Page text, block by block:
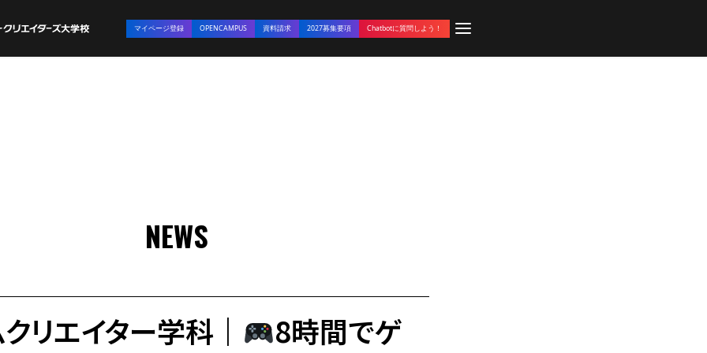
マイページ登録 OPENCAMPUS 資料請求 2027募集要項 Chatbotに質問しよう！
NEWS
リエイター学科｜
8時間でゲ